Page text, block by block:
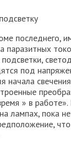
последнего,
паразитных
подсветки,
под
начала
» в работе».
лампах, пока